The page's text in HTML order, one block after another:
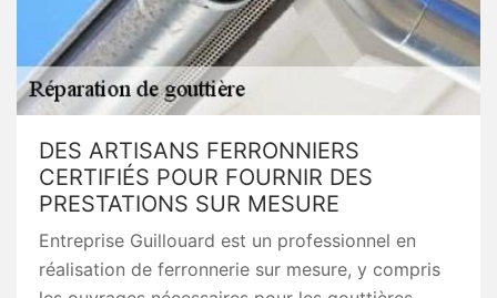
DES ARTISANS FERRONNIERS
CERTIFIÉS POUR FOURNIR DES
PRESTATIONS SUR MESURE
Entreprise Guillouard est un professionnel en
réalisation de ferronnerie sur mesure, y compris